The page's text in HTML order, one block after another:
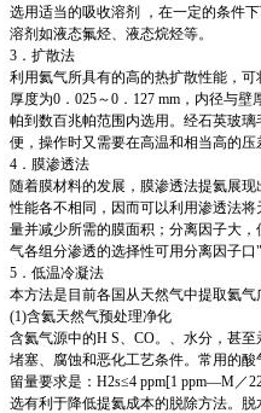
选用适当的吸收溶剂 ，在一定的条件
溶剂如液态氟烃、液态烷烃等。
3．扩散法
利用氦气所具有的高的热扩散性能，
厚度为0．025～0．127 mm，内径与
帕到数百兆帕范围内选用。经石英玻
便，操作时又需要在高温和相当高的压
4．膜渗透法
随着膜材料的发展，膜渗透法提氦展
性能各不相同，因而可以利用渗透法
量并减少所需的膜面积；分离因子大
气各组分渗透的选择性可用分离因子口"
5．低温冷凝法
本方法是目前各国从天然气中提取氦
(1)含氦天然气预处理净化
含氦气源中的H S、CO。、水分，甚
堵塞、腐蚀和恶化工艺条件。常用的
留量要求是：H2s≤4 ppm[1 ppm—M／
选有利于降低提氦成本的脱除方法。